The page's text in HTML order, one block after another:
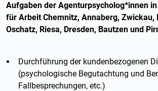
Aufgaben der Agenturpsycholog*innen
für Arbeit Chemnitz, Annaberg, Zwickau,
Oschatz, Riesa, Dresden, Bautzen und
Durchführung der kundenbezogenen
(psychologische Begutachtung und
Fallbesprechungen, etc.)